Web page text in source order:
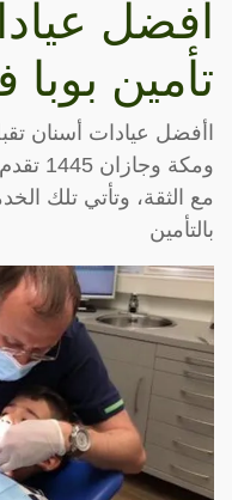
أفضل
تأمين
اأفضل عيادات أسنان
ومكة
مع الثقة، وتأتي تلك
بالتأمين